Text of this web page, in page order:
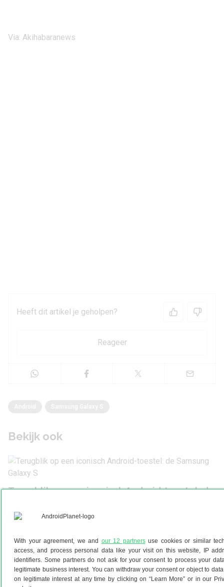
With your agreement, we and our 12 partnersuse cookies or similar
access, and process personal data like your visit on this website, IP
identifiers. Some partners do not ask for your consent to process your
legitimate business interest. You can withdraw your consent or object to
on legitimate interest at any time by clicking on “Learn More” or in our
Via: Akihabaranews
Heeft dit artikel je geholpen?
Reageer
Bekijk ook
Terugblik op een iconisch Android-toestel: de
18 september 2023
Software